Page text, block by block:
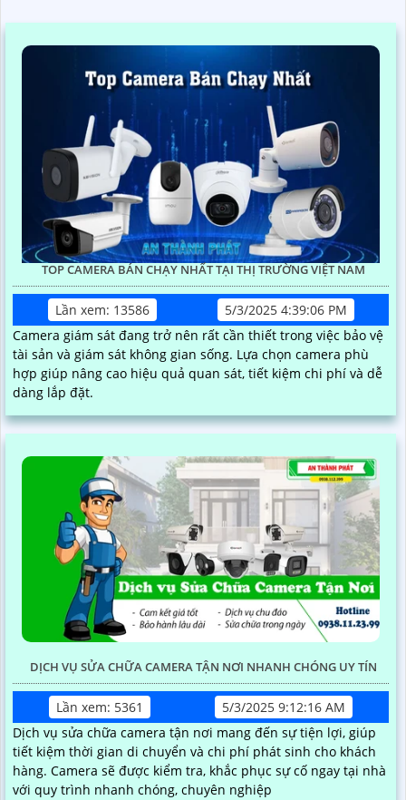
TOP CAMERA BÁN CHẠY NHẤT TẠI THỊ TRƯỜNG VIỆT NAM
Lần xem: 13586
5/3/2025 4:39:06 PM
Camera giám sát đang trở nên rất cần thiết trong việc bảo vệ
tài sản và giám sát không gian sống. Lựa chọn camera phù
hợp giúp nâng cao hiệu quả quan sát, tiết kiệm chi phí và dễ
dàng lắp đặt.
DỊCH VỤ SỬA CHỮA CAMERA TẬN NƠI NHANH CHÓNG UY TÍN
Lần xem: 5361
5/3/2025 9:12:16 AM
Dịch vụ sửa chữa camera tận nơi mang đến sự tiện lợi, giúp
tiết kiệm thời gian di chuyển và chi phí phát sinh cho khách
hàng. Camera sẽ được kiểm tra, khắc phục sự cố ngay tại nhà
với quy trình nhanh chóng, chuyên nghiệp